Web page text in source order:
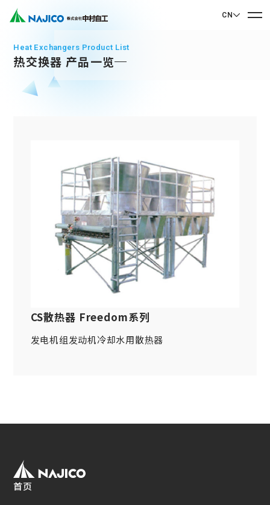
CN
首页
公司概况
企业理念
发展历程
基地・集团公司
90周年纪念歌曲“向着光辉的未来”
Mobility Solutions业务
转向架类相关产品
柴油机车类相关产品
驾驶室・车厢类相关产品
车体・总装类相关产品
DPU
事例/产品介绍
新的措施
可持续发展
可持续发展
联系我们
关于铁路车辆零件方面
关于万向联轴器 / 安全联轴器 / 热交换器
关于个人信息的管理
热交换器 产品一览
Heat Exchangers Product List
CS散热器 Freedom系列
发电机组发动机冷却水用散热器
首页